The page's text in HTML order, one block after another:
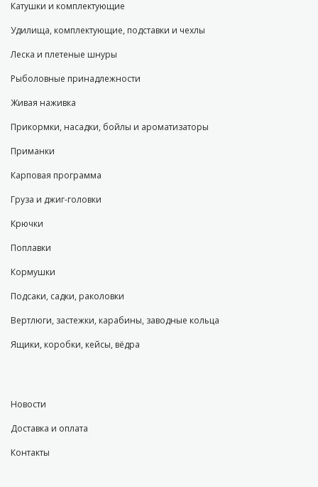
Катушки и комплектующие
Удилища, комплектующие, подставки и чехлы
Леска и плетеные шнуры
Рыболовные принадлежности
Живая наживка
Прикормки, насадки, бойлы и ароматизаторы
Приманки
Карповая программа
Груза и джиг-головки
Крючки
Поплавки
Кормушки
Подсаки, садки, раколовки
Вертлюги, застежки, карабины, заводные кольца
Ящики, коробки, кейсы, вёдра
Новости
Доставка и оплата
Контакты